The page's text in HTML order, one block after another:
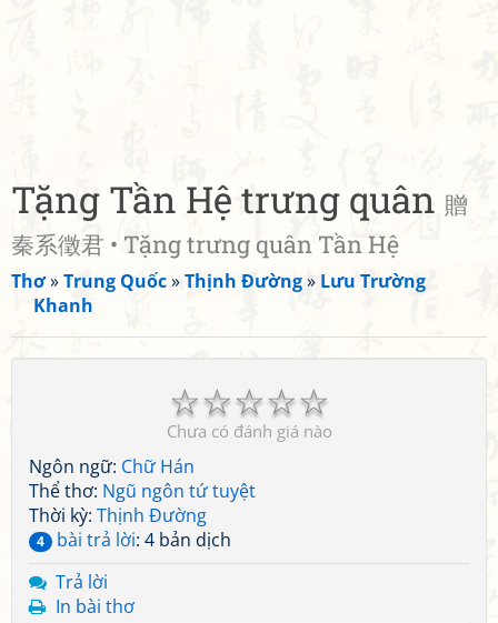
Tặng Tần Hệ trưng quân 贈
秦系徵君 • Tặng trưng quân Tần Hệ
Thơ»Trung Quốc»Thịnh Đường» Lưu Trường
Khanh
☆
☆
☆
☆
☆
Chưa có đánh giá nào
Ngôn ngữ: Chữ Hán
Thể thơ: Ngũ ngôn tứ tuyệt
Thời kỳ: Thịnh Đường
4 bài trả lời: 4 bản dịch
Trả lời
In bài thơ